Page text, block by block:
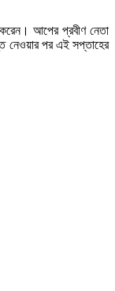
আপের প্রবীণ নেতা
নেওয়ার পর এই সপ্তাহের